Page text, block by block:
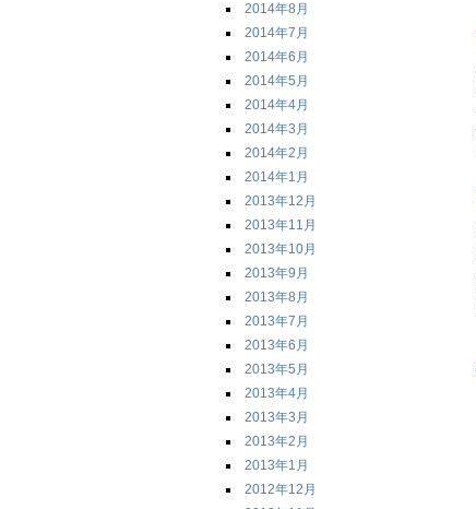
2014年8月
2014年7月
2014年6月
2014年5月
2014年4月
2014年3月
2014年2月
2014年1月
2013年12月
2013年11月
2013年10月
2013年9月
2013年8月
2013年7月
2013年6月
2013年5月
2013年4月
2013年3月
2013年2月
2013年1月
2012年12月